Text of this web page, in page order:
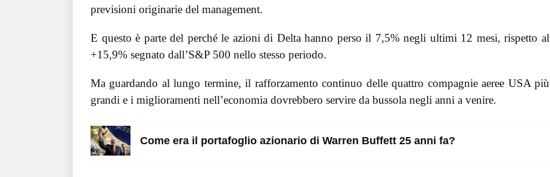
previsioni originarie del management.
E questo è parte del perché le azioni di Delta hanno perso il 7,5% negli ultimi 12 mesi, rispetto al
+15,9% segnato dall’S&P 500 nello stesso periodo.
Ma guardando al lungo termine, il rafforzamento continuo delle quattro compagnie aeree USA più
grandi e i miglioramenti nell’economia dovrebbero servire da bussola negli anni a venire.
Come era il portafoglio azionario di Warren Buffett 25 anni fa?